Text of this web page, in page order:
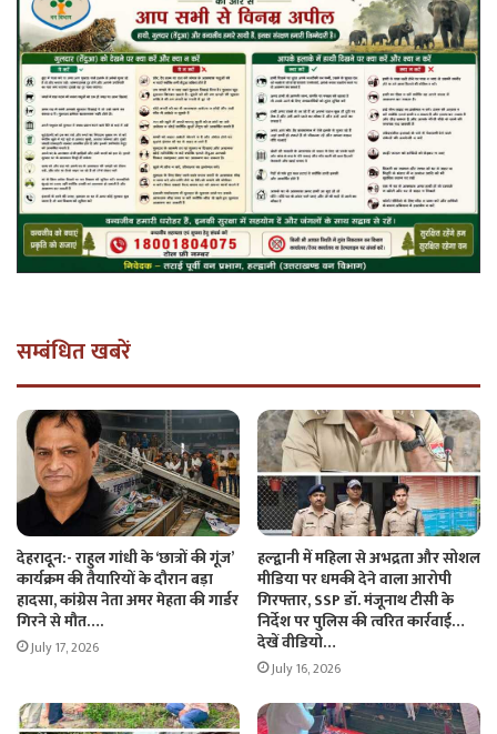
सम्बंधित खबरें
देहरादून:- राहुल गांधी के ‘छात्रों की गूंज’
कार्यक्रम की तैयारियों के दौरान बड़ा
हादसा, कांग्रेस नेता अमर मेहता की गार्डर
गिरने से मौत….
July 17, 2026
हल्द्वानी में महिला से अभद्रता और सोशल
मीडिया पर धमकी देने वाला आरोपी
गिरफ्तार, SSP डॉ. मंजूनाथ टीसी के
निर्देश पर पुलिस की त्वरित कार्रवाई…
देखें वीडियो…
July 16, 2026